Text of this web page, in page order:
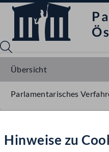
Hilfe
Hinweise zu
Übersicht
Parlamentarisches